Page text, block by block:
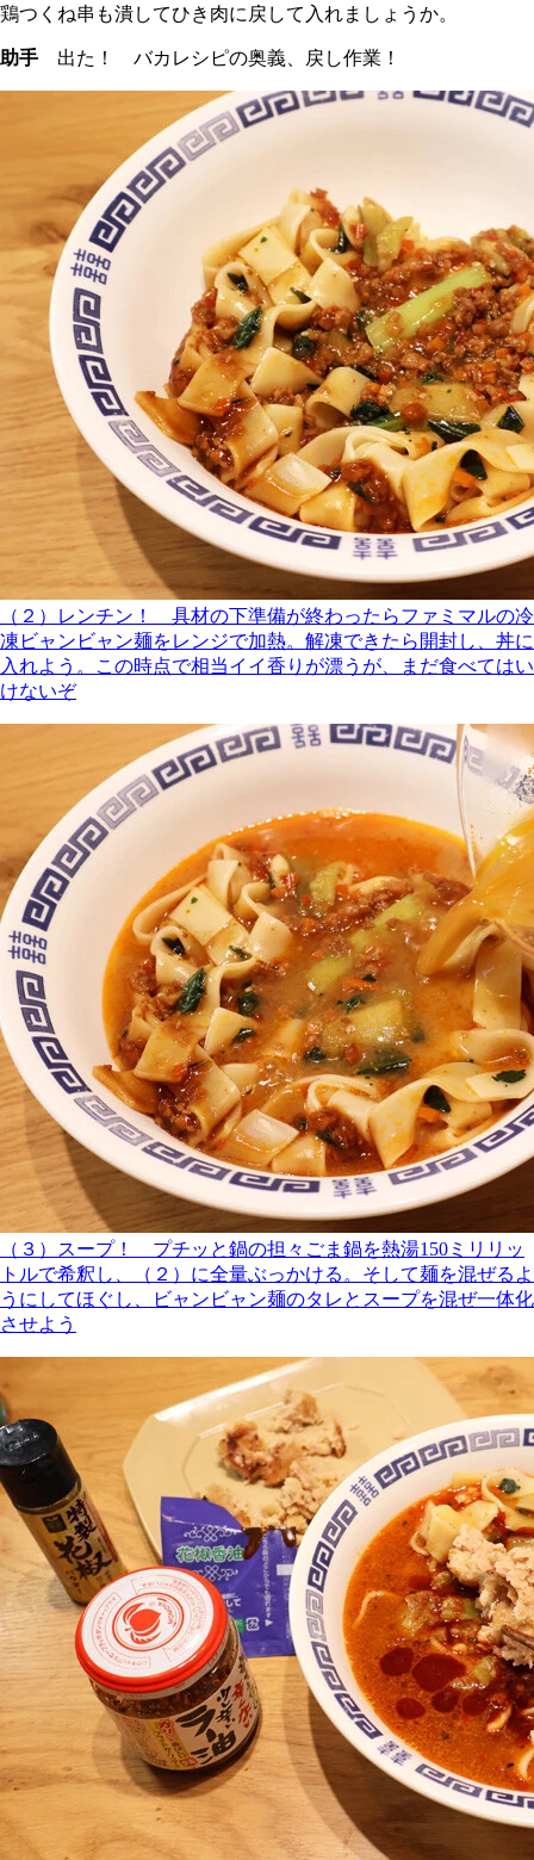
鶏つくね串も潰してひき肉に戻して入れましょうか。
助手 出た！ バカレシピの奥義、戻し作業！
（２）レンチン！ 具材の下準備が終わったらファミマルの冷
凍ビャンビャン麺をレンジで加熱。解凍できたら開封し、丼に
入れよう。この時点で相当イイ香りが漂うが、まだ食べてはい
けないぞ
（３）スープ！ プチッと鍋の担々ごま鍋を熱湯150ミリリッ
トルで希釈し、（２）に全量ぶっかける。そして麺を混ぜるよ
うにしてほぐし、ビャンビャン麺のタレとスープを混ぜ一体化
させよう